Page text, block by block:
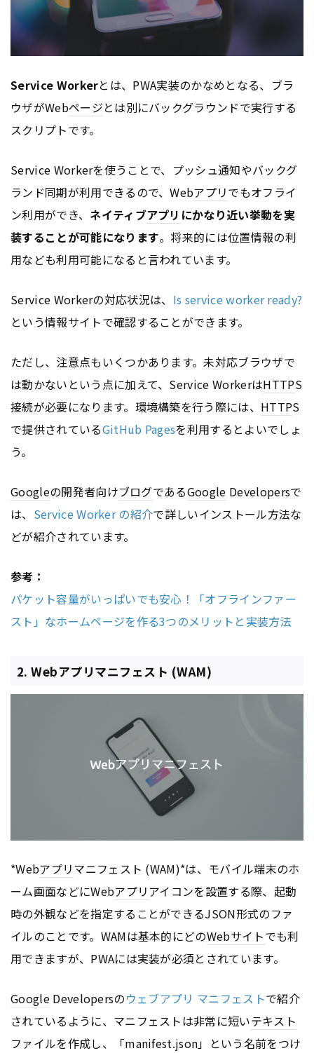
Service Workerとは、PWA実装のかなめとなる、ブラ
ウザがWebページとは別にバックグラウンドで実行する
スクリプトです。
Service Workerを使うことで、プッシュ通知やバックグ
ランド同期が利用できるので、Webアプリでもオフライ
ン利用ができ、 ネイティブアプリ にかなり近い挙動を実
装することが可能になります。将来的には位置情報の利
用なども利用可能になると言われています。
Service Workerの対応状況は、 Is service worker ready?
という情報サイトで確認することができます。
ただし、注意点もいくつかあります。未対応ブラウザで
は動かないという点に加えて、Service WorkerはHTTPS
接続が必要になります。環境構築を行う際には、 HTTPS
で提供されているGitHub Pagesを利用するとよいでしょ
う。
Googleの開発者向けブログであるGoogle Developersで
は、 Service Worker の紹介で詳しいインストール方法な
どが紹介されています。
参考：
パケット容量がいっぱいでも安心！「オフラインファー
スト」なホームページを作る3つのメリットと実装方法
2. Webアプリマニフェスト (WAM)
*Webアプリマニフェスト (WAM)*は、モバイル端末のホ
ーム画面などにWebアプリアイコンを設置する際、起動
時の外観などを指定することができるJSON形式のファ
イルのことです。WAMは基本的にどのWebサイトでも利
用できますが、PWAには実装が必須とされています。
GoogleDevelopersのウェブアプリ マニフェストで紹介
されているように、マニフェストは非常に短いテキスト
ファイルを作成し、「manifest.json」という名前をつけ